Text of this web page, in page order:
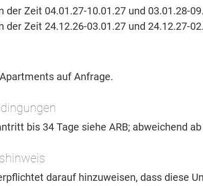
der Zeit 04.01.27-10.01.27 und 03.01.28-
der Zeit 24.12.26-03.01.27 und 24.12.27-
auf Anfrage.
bis 34 Tage siehe ARB; abweichend ab
darauf hinzuweisen, dass diese